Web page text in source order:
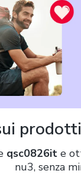
microlife afib
Easy Misuratore
qsc0826ite
nu3, senza